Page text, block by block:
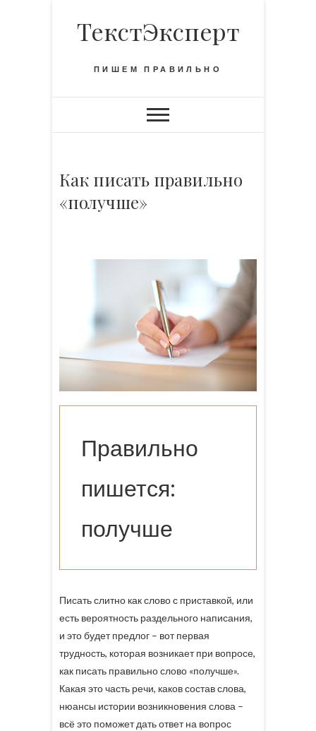
o
o
ТекстЭксперт
ПИШЕМ ПРАВИЛЬНО
Как писать правильно
«получше»
Правильно
пишется:
получше
Писать слитно как слово с приставкой, или
есть вероятность раздельного написания,
и это будет предлог – вот первая
трудность, которая возникает при вопросе,
как писать правильно слово «получше».
Какая это часть речи, каков состав слова,
нюансы истории возникновения слова –
всё это поможет дать ответ на вопрос